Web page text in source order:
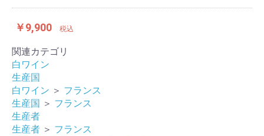
￥9,900 税込
関連カテゴリ
白ワイン
生産国
白ワイン ＞ フランス
生産国 ＞ フランス
生産者
生産者 ＞ フランス